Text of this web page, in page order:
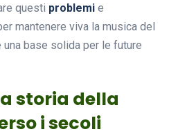
questi problemi e
mantenere viva la musica del
base solida per le future
storia della
i secoli